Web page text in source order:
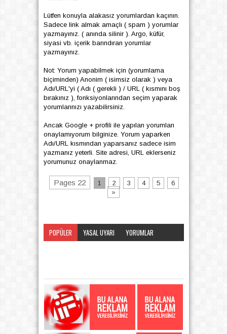
Lütfen konuyla alakasız yorumlardan kaçının.
Sadece link almak amaçlı ( spam ) yorumlar
yazmayınız. ( anında silinir ). Argo, küfür,
siyasi vb. içerik barındıran yorumlar
yazmayınız.
Not: Yorum yapabilmek için (yorumlama
biçiminden) Anonim ( isimsiz olarak ) veya
Adı/URL'yi ( Adı ( gerekli ) / URL ( kısmını boş
bırakınız ), fonksiyonlarından seçim yaparak
yorumlarınızı yazabilirsiniz.
Ancak Google + profili ile yapılan yorumları
onaylamıyorum bilginize. Yorum yaparken
Adı/URL kısmından yaparsanız sadece isim
yazmanız yeterli. Site adresi, URL eklerseniz
yorumunuz onaylanmaz.
Pages 22 1 2 3 4 5
6
»
POPÜLER YASAL UYARI
YORUMLAR